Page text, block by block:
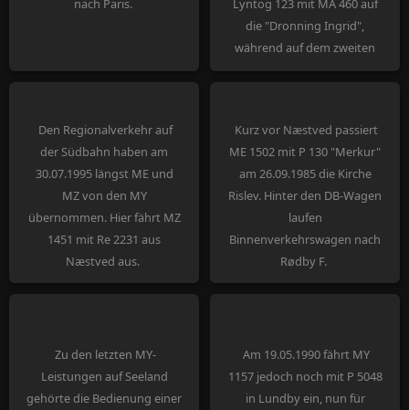
nach Paris.
Lyntog 123 mit MA 460 auf
die "Dronning Ingrid",
während auf dem zweiten
Zufahrtsgleis MT 156 einen
Den Regionalverkehr auf
der Südbahn haben am
30.07.1995 längst ME und
MZ von den MY
übernommen. Hier fährt MZ
1451 mit Re 2231 aus
Næstved aus.
Kurz vor Næstved passiert
ME 1502 mit P 130 "Merkur"
am 26.09.1985 die Kirche
Rislev. Hinter den DB-Wagen
laufen
Binnenverkehrswagen nach
Rødby F.
Zu den letzten MY-
Leistungen auf Seeland
gehörte die Bedienung einer
Am 19.05.1990 fährt MY
1157 jedoch noch mit P 5048
in Lundby ein, nun für